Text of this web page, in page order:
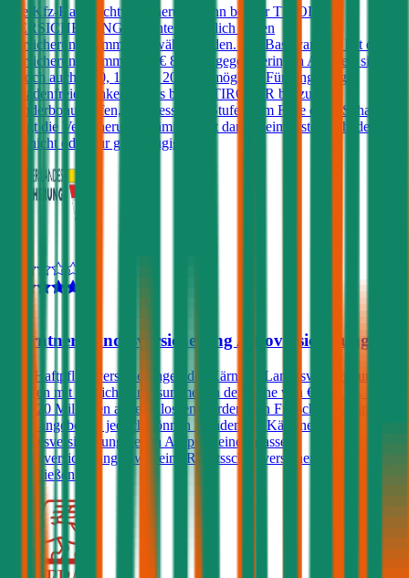
Die Kfz-Haftpflichtversicherung kann bei der TIROLER
VERSICHERUNG mit unterschiedlich hohen
Versicherungssummen gewählt werden. Die Basisvariante hat eine
Versicherungssumme von € 8 Mio., gegen geringen Aufpreis sind
jedoch auch € 10, 15 bzw. 20 Mio. möglich. Für langjährig
schadenfreie Lenker gibt es bei der TIROLER bis zu 3
Sonderbonusstufen, also besser als Stufe 0. Im Falle eines Schadens
steigt die Versicherungsprämie damit dann (beim ersten Schaden)
gar nicht oder nur geringfügig.
Kärntner Landesversicherung Autoversicherung
Kfz-Haftpflichtversicherungen der Kärntner Landesversicherung
können mit Versicherungssummen in der Höhe von € 7,6, 10, 15
oder 20 Millionen abgeschlossen werden. Ein Freischaden wird
nicht angeboten, jedoch können Kunden der Kärntner
Landesversicherung gegen Aufpreis eine Insassen-
Unfallversicherung sowie eine Rechtsschutzversicherung
abschließen.